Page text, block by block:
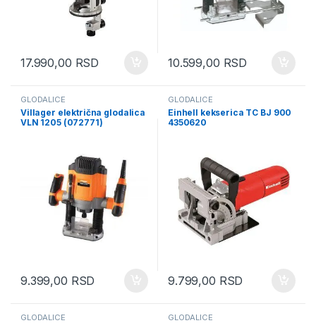
17.990,00 RSD 10.599,00 RSD
GLODALICE
Villager električna glodalica
VLN 1205 (072771)
9.399,00 RSD
GLODALICE
Einhell kekserica TC BJ 900
4350620
9.799,00 RSD
GLODALICE GLODALICE